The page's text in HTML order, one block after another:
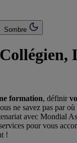
Sombre
formation, définir
ne savez pas par
avec Mondial
pour vous
!